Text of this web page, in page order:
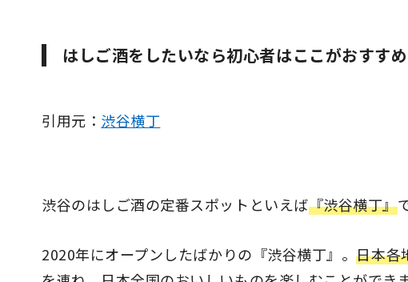
はしご酒をしたいなら初心者はここがおすすめ
引用元： 渋谷横丁
渋谷のはしご酒の定番スポットといえば『渋谷横丁』
2020年にオープンしたばかりの『渋谷横丁』。日本各